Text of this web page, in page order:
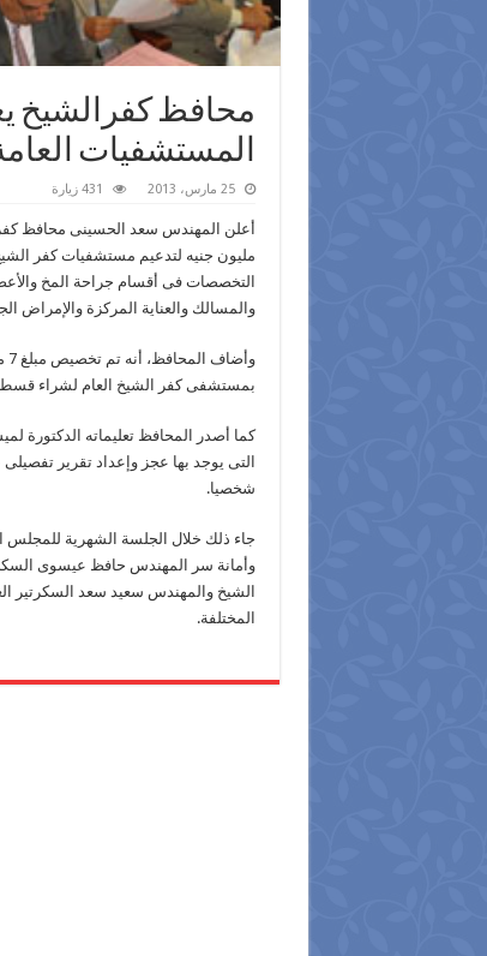
المستشفيات
25 مارس، 2013 431 زيارة
مليون جنيه لتدعيم مستشفيات كفر
التخصصات فى أقسام جراحة المخ
والمسالك والعناية المركزة والإمراض
بمستشفى كفر الشيخ العام لشراء
كما أصدر المحافظ تعليماته الدكتورة
التى يوجد بها عجز وإعداد تقرير
شخصيا.
جاء ذلك خلال الجلسة الشهرية للمجلس
وأمانة سر المهندس حافظ عيسوى
الشيخ والمهندس سعيد سعد السكرتير
المختلفة.